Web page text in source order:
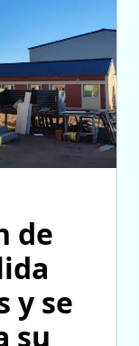
de
y se
su